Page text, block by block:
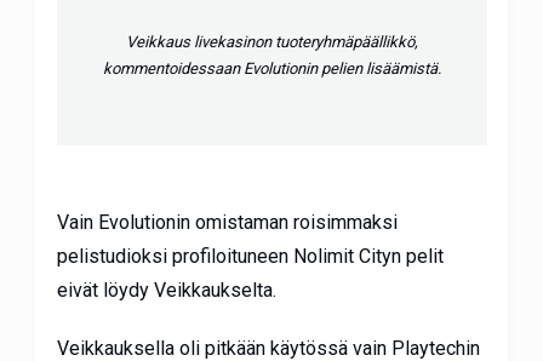
Veikkaus livekasinon tuoteryhmäpäällikkö,
kommentoidessaan Evolutionin pelien lisäämistä.
Vain Evolutionin omistaman roisimmaksi
pelistudioksi profiloituneen Nolimit Cityn pelit
eivät löydy Veikkaukselta.
Veikkauksella oli pitkään käytössä vain Playtechin